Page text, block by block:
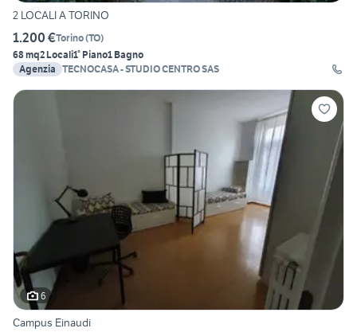
2 LOCALI A TORINO
1.200 €Torino(TO)
68 mq2 Locali1° Piano1 Bagno
Agenzia TECNOCASA - STUDIO CENTRO SAS
6
Campus Einaudi